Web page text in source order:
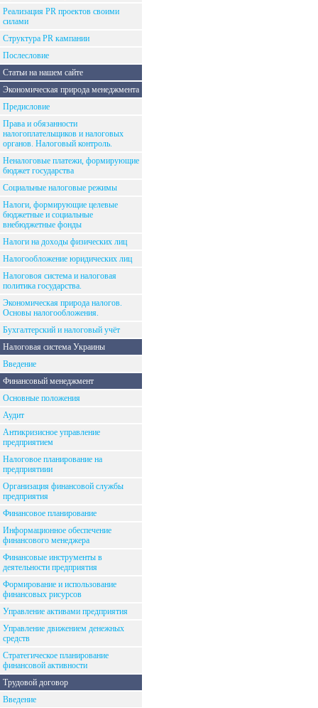
Реализация PR проектов своими
силами
Структура PR кампании
Послесловие
Статьи на нашем сайте
Экономическая природа менеджмента
Предисловие
Права и обязанности
налогоплательщиков и налоговых
органов. Налоговый контроль.
Неналоговые платежи, формирующие
бюджет государства
Социальные налоговые режимы
Налоги, формирующие целевые
бюджетные и социальные
внебюджетные фонды
Налоги на доходы физических лиц
Налогообложение юридических лиц
Налоговоя система и налоговая
политика государства.
Экономическая природа налогов.
Основы налогообложения.
Бухгалтерский и налоговый учёт
Налоговая система Украины
Введение
Финансовый менеджмент
Основные положения
Аудит
Антикризисное управление
предприятием
Налоговое планирование на
предприятиии
Организация финансовой службы
предприятия
Финансовое планирование
Информационное обеспечение
финансового менеджера
Финансовые инструменты в
деятельности предприятия
Формирование и использование
финансовых рисурсов
Управление активами предприятия
Управление движением денежных
средств
Стратегическое планирование
финансовой активности
Трудовой договор
Введение